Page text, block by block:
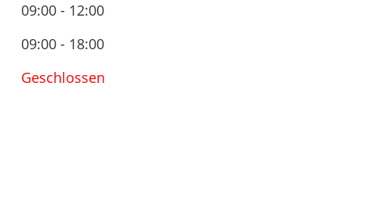
09:00 - 12:00
09:00 - 18:00
Geschlossen